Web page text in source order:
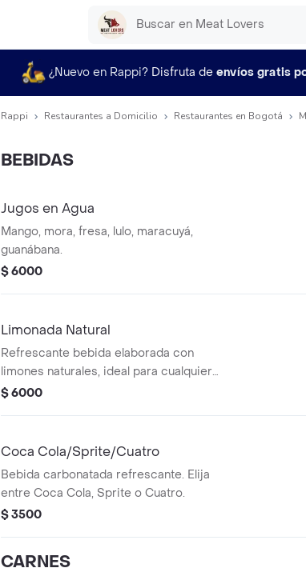
¿Nuevo en Rappi? Disfruta de envíos gratis
Rappi Restaurantes a Domicilio Restaurantes en Bogotá
BEBIDAS
Jugos en Agua
Mango, mora, fresa, lulo, maracuyá,
guanábana.
$ 6000
Limonada Natural
Refrescante bebida elaborada con
limones naturales, ideal para cualquier
momento.
$ 6000
Coca Cola/Sprite/Cuatro
Bebida carbonatada refrescante. Elija
entre Coca Cola, Sprite o Cuatro.
$ 3500
CARNES